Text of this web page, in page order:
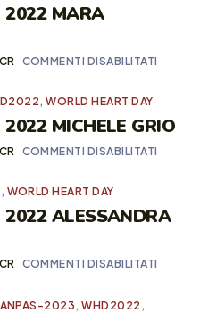
2022 MARA
COMMENTI DISABILITATI
,WORLD HEART DAY
MICHELE GRIO
COMMENTI DISABILITATI
, WORLD HEART DAY
ALESSANDRA
COMMENTI DISABILITATI
2023 ,WHD2022 ,